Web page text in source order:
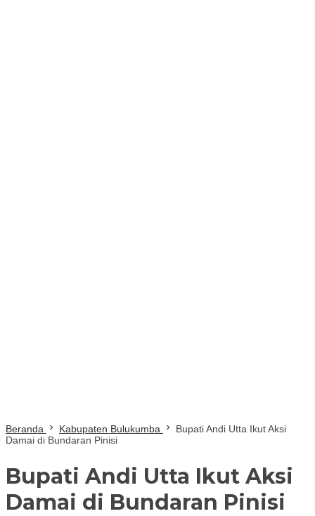
Beranda Kabupaten Bulukumba
Bupati Andi Utta Ikut Aksi
Damai di Bundaran Pinisi
Bupati Andi Utta Ikut Aksi
Damai di Bundaran Pinisi